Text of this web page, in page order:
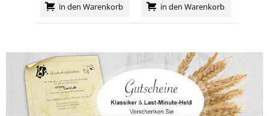
in den Warenkorb in den Warenkorb